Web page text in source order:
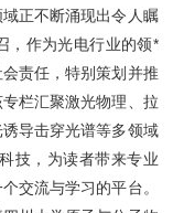
正不断涌现出令人瞩
，作为光电行业的领*
责任，特别策划并推
栏汇聚激光物理、拉
导击穿光谱等多领域
技，为读者带来专业
交流与学习的平台。